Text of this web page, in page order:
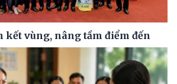
kết vùng, nâng tầm điểm đến